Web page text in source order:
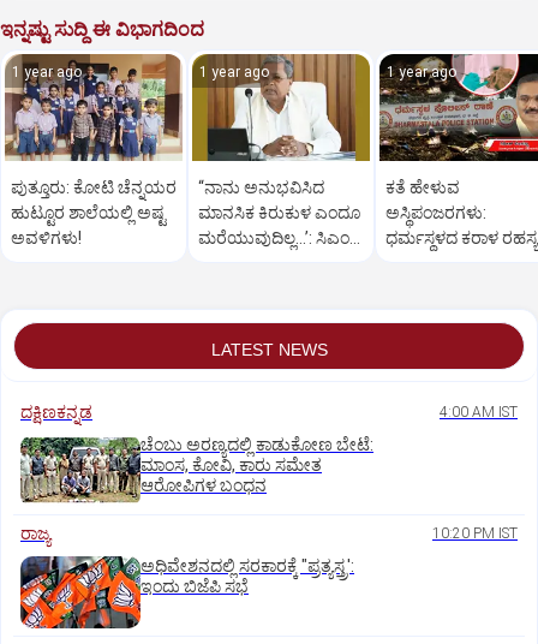
ಇನ್ನಷ್ಟು ಸುದ್ದಿ ಈ ವಿಭಾಗದಿಂದ
1 year ago
ಪುತ್ತೂರು: ಕೋಟಿ ಚೆನ್ನಯರ
ಹುಟ್ಟೂರ ಶಾಲೆಯಲ್ಲಿ ಅಷ್ಟ
ಅವಳಿಗಳು!
1 year ago
“ನಾನು ಅನುಭವಿಸಿದ
ಮಾನಸಿಕ ಕಿರುಕುಳ ಎಂದೂ
ಮರೆಯುವುದಿಲ್ಲ…’: ಸಿಎಂ
1 year ago
ಕತೆ ಹೇಳುವ
ಅಸ್ಥಿಪಂಜರಗಳು:
ಧರ್ಮಸ್ಥಳದ‌ ಕರಾಳ ರಹಸ್ಯ
LATEST NEWS
ದಕ್ಷಿಣಕನ್ನಡ 4:00 AM IST
ಚೆಂಬು ಅರಣ್ಯದಲ್ಲಿ ಕಾಡುಕೋಣ ಬೇಟೆ:
ಮಾಂಸ, ಕೋವಿ, ಕಾರು ಸಮೇತ
ಆರೋಪಿಗಳ ಬಂಧನ
ರಾಜ್ಯ 10:20 PM IST
ಅಧಿವೇಶನದಲ್ಲಿ ಸರಕಾರಕ್ಕೆ "ಪ್ರತ್ಯಸ್ತ್ರ':
ಇಂದು ಬಿಜೆಪಿ ಸಭೆ